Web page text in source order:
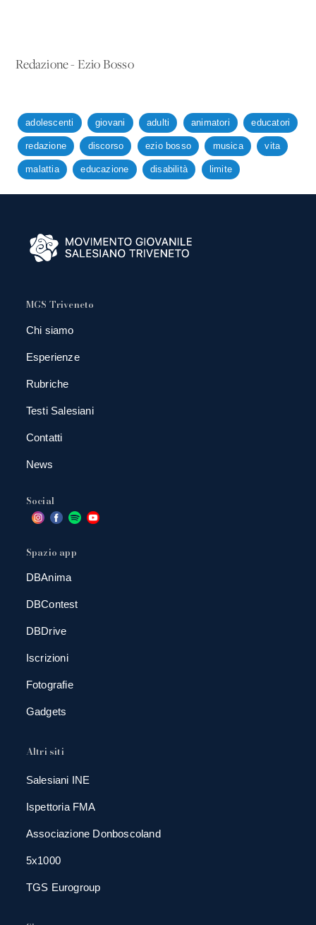
Redazione - Ezio Bosso
adolescenti giovani adulti animatori educatori
redazione discorso ezio bosso musica vita
malattia educazione disabilità limite
MGS Triveneto
Chi siamo
Esperienze
Rubriche
Testi Salesiani
Contatti
News
Social
Spazio app
DBAnima
DBContest
DBDrive
Iscrizioni
Fotografie
Gadgets
Altri siti
Salesiani INE
Ispettoria FMA
Associazione Donboscoland
5x1000
TGS Eurogroup